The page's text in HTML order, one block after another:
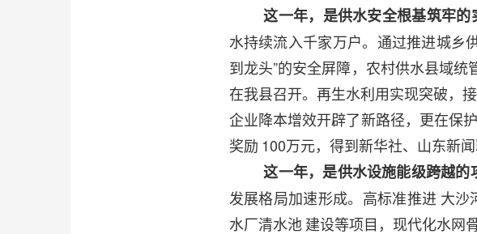
这一年，是供水安全根基筑牢的
水持续流入千家万户。通过推进城乡
到龙头”的安全屏障，农村供水县域
在我县召开。再生水利用实现突破，
企业降本增效开辟了新路径，更在保
奖励 100万元，得到新华社、山东新
这一年，是供水设施能级跨越的
发展格局加速形成。高标准推进 大沙
水厂清水池 建设等项目，现代化水网